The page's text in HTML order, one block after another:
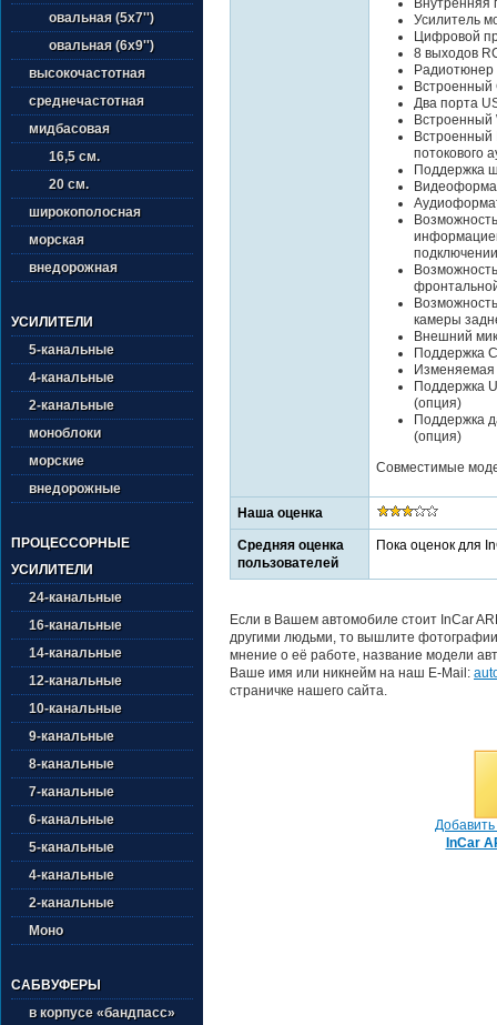
овальная (5х7'')
овальная (6х9'')
высокочастотная
среднечастотная
мидбасовая
16,5 см.
20 см.
широкополосная
морская
внедорожная
УСИЛИТЕЛИ
5-канальные
4-канальные
2-канальные
моноблоки
морские
внедорожные
ПРОЦЕССОРНЫЕ
УСИЛИТЕЛИ
24-канальные
16-канальные
14-канальные
12-канальные
10-канальные
9-канальные
8-канальные
7-канальные
6-канальные
5-канальные
4-канальные
2-канальные
Моно
САБВУФЕРЫ
в корпусе «бандпасс»
Усилитель
Цифровой
8 выходов
Радиотюнер
Встроенный
Два порта
Встроенный
Встроенный
потокового
Поддержка
камеры
Внешний
Поддержка
Изменяемая
Поддержка
(опция)
Поддержка
(опция)
Совместимые
Наша оценка
Средняя оценка
пользователей
Пока оценок для
Если в Вашем автомобиле стоит InCar
другими людьми, то вышлите
мнение о её работе, название модели
Ваше имя или никнейм на наш E-Mail:
страничке нашего сайта.
InCar